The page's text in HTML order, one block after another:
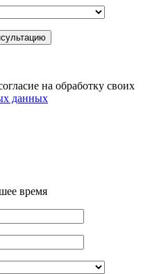
на обработку своих
данных
время